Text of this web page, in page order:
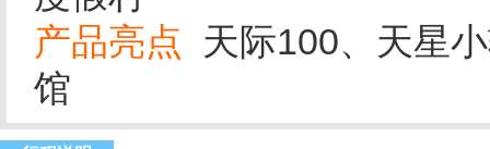
产品亮点 天际100、天星
馆